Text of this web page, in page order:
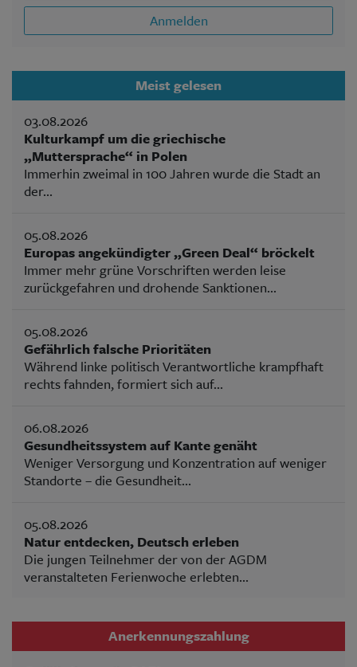
Anmelden
Meist gelesen
03.08.2026
Kulturkampf um die griechische
„Muttersprache“ in Polen
Immerhin zweimal in 100 Jahren wurde die Stadt an
der...
05.08.2026
Europas angekündigter „Green Deal“ bröckelt
Immer mehr grüne Vorschriften werden leise
zurückgefahren und drohende Sanktionen...
05.08.2026
Gefährlich falsche Prioritäten
Während linke politisch Verantwortliche krampfhaft
rechts fahnden, formiert sich auf...
06.08.2026
Gesundheitssystem auf Kante genäht
Weniger Versorgung und Konzentration auf weniger
Standorte – die Gesundheit...
05.08.2026
Natur entdecken, Deutsch erleben
Die jungen Teilnehmer der von der AGDM
veranstalteten Ferienwoche erlebten...
Anerkennungszahlung